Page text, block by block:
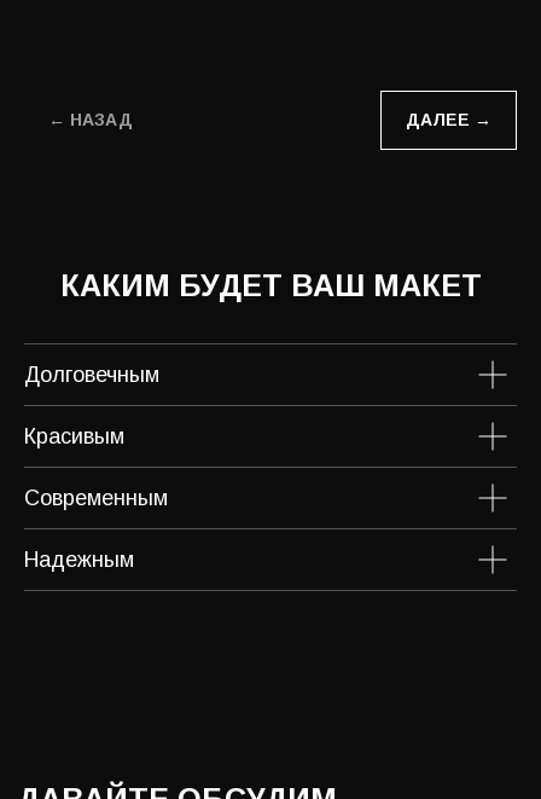
← НАЗАД ДАЛЕЕ →
Долговечным
Красивым
Современным
Надежным